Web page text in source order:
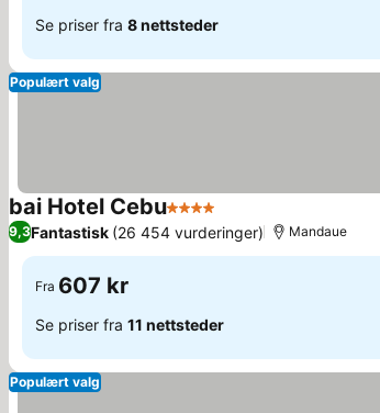
Se priser fra 8 nettsteder
Populært valg
bai Hotel Cebu4 StjernerSe priser
9,3Fantastisk (26 454 vurderinger) Mandaue
Fra 607 kr
Se priser fra 11 nettsteder
Populært valg